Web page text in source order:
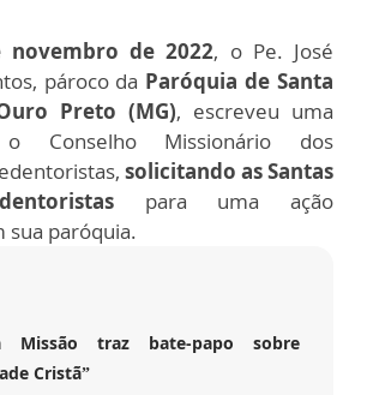
novembro de 2022, o Pe. José
pároco da Paróquia de Santa
Preto (MG), escreveu uma
Conselho Missionário dos
solicitando as Santas
para uma ação
sua paróquia.
Missão traz bate-papo sobre
Cristã”